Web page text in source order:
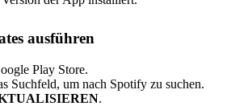
ausführen
Play Store.
Suchfeld, um nach Spotify zu suchen.
.